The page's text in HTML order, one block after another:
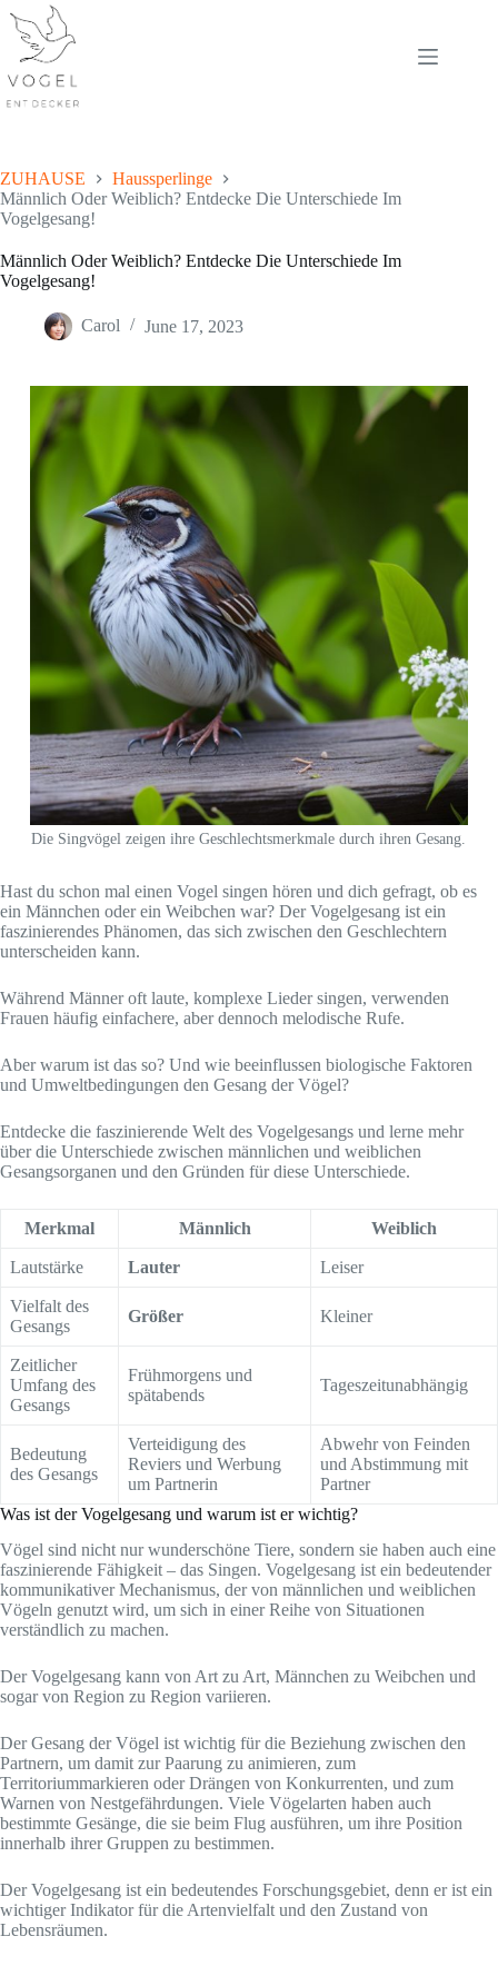
content
ZUHAUSE
Haussperlinge
Männlich Oder Weiblich? Entdecke Die Unterschiede Im
Vogelgesang!
Männlich Oder Weiblich? Entdecke Die Unterschiede Im
Vogelgesang!
Carol June 17, 2023
Die Singvögel zeigen ihre Geschlechtsmerkmale durch ihren Gesang.
Hast du schon mal einen Vogel singen hören und dich gefragt, ob es
ein Männchen oder ein Weibchen war? Der Vogelgesang ist ein
faszinierendes Phänomen, das sich zwischen den Geschlechtern
unterscheiden kann.
Während Männer oft laute, komplexe Lieder singen, verwenden
Frauen häufig einfachere, aber dennoch melodische Rufe.
Aber warum ist das so? Und wie beeinflussen biologische Faktoren
und Umweltbedingungen den Gesang der Vögel?
Entdecke die faszinierende Welt des Vogelgesangs und lerne mehr
über die Unterschiede zwischen männlichen und weiblichen
Gesangsorganen und den Gründen für diese Unterschiede.
Merkmal Männlich Weiblich
Lautstärke Lauter Leiser
Vielfalt des
Gesangs
Größer Kleiner
Zeitlicher
Umfang des
Gesangs
Frühmorgens und
spätabends
Tageszeitunabhängig
Bedeutung
des Gesangs
Verteidigung des
Reviers und Werbung
um Partnerin
Abwehr von Feinden
und Abstimmung mit
Partner
Was ist der Vogelgesang und warum ist er wichtig?
Vögel sind nicht nur wunderschöne Tiere, sondern sie haben auch eine
faszinierende Fähigkeit – das Singen. Vogelgesang ist ein bedeutender
kommunikativer Mechanismus, der von männlichen und weiblichen
Vögeln genutzt wird, um sich in einer Reihe von Situationen
verständlich zu machen.
Der Vogelgesang kann von Art zu Art, Männchen zu Weibchen und
sogar von Region zu Region variieren.
Der Gesang der Vögel ist wichtig für die Beziehung zwischen den
Partnern, um damit zur Paarung zu animieren, zum
Territoriummarkieren oder Drängen von Konkurrenten, und zum
Warnen von Nestgefährdungen. Viele Vögelarten haben auch
bestimmte Gesänge, die sie beim Flug ausführen, um ihre Position
innerhalb ihrer Gruppen zu bestimmen.
Der Vogelgesang ist ein bedeutendes Forschungsgebiet, denn er ist ein
wichtiger Indikator für die Artenvielfalt und den Zustand von
Lebensräumen.